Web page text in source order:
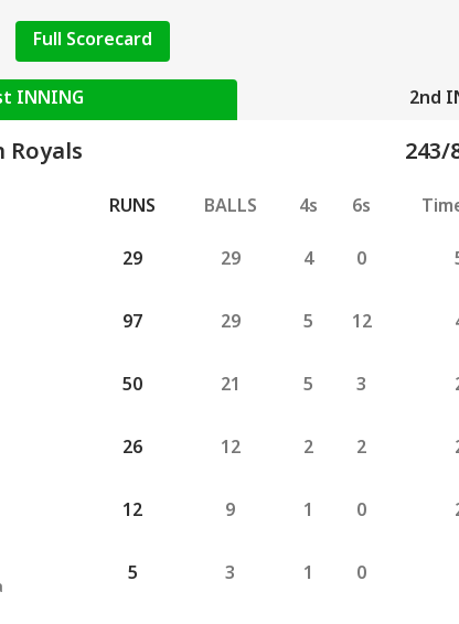
Full Scorecard
INNING 2nd
Royals 243/
RUNS BALLS 4s 6s
29 29 4 0
97 29 5 12
50 21 5 3
26 12 2 2
12 9 1 0
5 3 1 0